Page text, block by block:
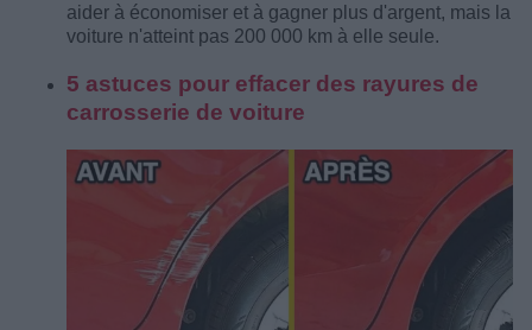
aider à économiser et à gagner plus d'argent, mais la
voiture n'atteint pas 200 000 km à elle seule.
5 astuces pour effacer des rayures de
carrosserie de voiture